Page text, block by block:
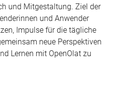
und Mitgestaltung. Ziel der
und Anwender
Impulse für die tägliche
neue Perspektiven
Lernen mit OpenOlat zu